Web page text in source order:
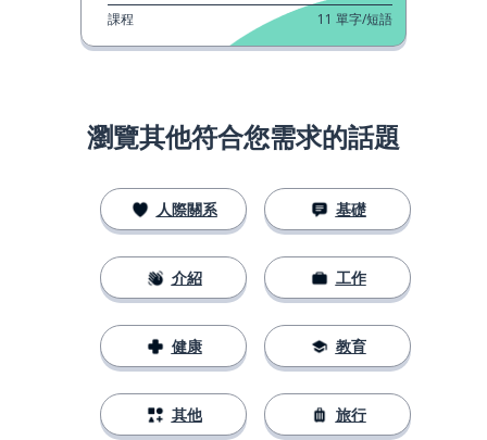
課程 11 單字/短語
瀏覽其他符合您需求的話題
人際關系
介紹
健康
其他
基礎
工作
教育
旅行